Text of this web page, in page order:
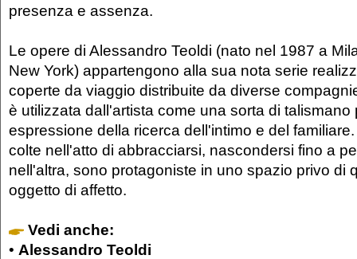
presenza e assenza.
Le opere di Alessandro Teoldi (nato nel 1987 a
New York) appartengono alla sua nota serie
coperte da viaggio distribuite da diverse
è utilizzata dall'artista come una sorta di talismano
espressione della ricerca dell'intimo e del
colte nell'atto di abbracciarsi, nascondersi fino a
nell'altra, sono protagoniste in uno spazio privo di
oggetto di affetto.
Vedi anche:
• Alessandro Teoldi